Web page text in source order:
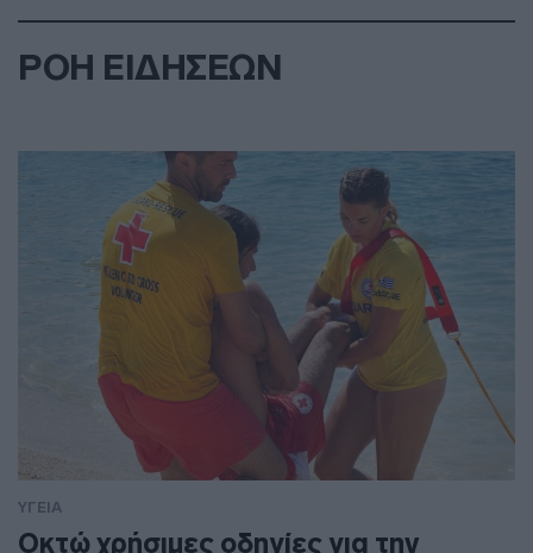
ΡΟΗ ΕΙΔΗΣΕΩΝ
ΥΓΕΙΑ
Οκτώ χρήσιμες οδηγίες για την